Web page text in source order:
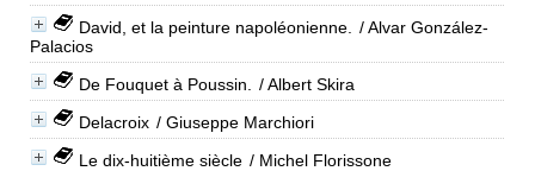
David, et la peinture napoléonienne.
/ Alvar González-
Palacios
De Fouquet à Poussin.
/ Albert Skira
Delacroix / Giuseppe Marchiori
Le dix-huitième siècle / Michel Florissone